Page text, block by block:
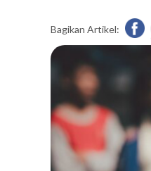
Bagikan Artikel: